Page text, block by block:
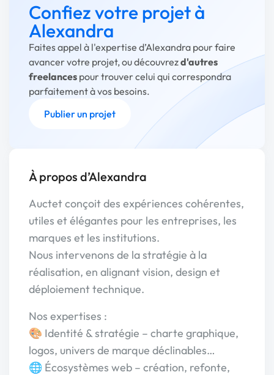
Confiez votre projet à
Alexandra
Faites appel à l'expertise d’Alexandra pour faire
avancer votre projet, ou découvrezd'autres
freelances pour trouver celui qui correspondra
parfaitement à vos besoins.
Publier un projet
À propos d’Alexandra
Auctet conçoit des expériences cohérentes,
utiles et élégantes pour les entreprises, les
marques et les institutions.
Nous intervenons de la stratégie à la
réalisation, en alignant vision, design et
déploiement technique.
Nos expertises :
🎨 Identité & stratégie – charte graphique,
logos, univers de marque déclinables…
🌐 Écosystèmes web – création, refonte,